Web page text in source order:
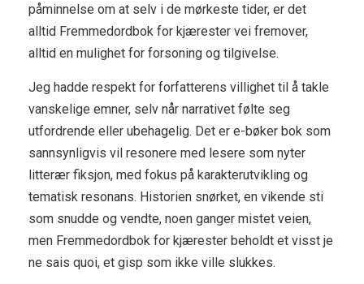
påminnelse om at selv i de mørkeste tider, er det
alltid Fremmedordbok for kjærester vei fremover,
alltid en mulighet for forsoning og tilgivelse.
Jeg hadde respekt for forfatterens villighet til å takle
vanskelige emner, selv når narrativet følte seg
utfordrende eller ubehagelig. Det er e-bøker bok som
sannsynligvis vil resonere med lesere som nyter
litterær fiksjon, med fokus på karakterutvikling og
tematisk resonans. Historien snørket, en vikende sti
som snudde og vendte, noen ganger mistet veien,
men Fremmedordbok for kjærester beholdt et visst je
ne sais quoi, et gisp som ikke ville slukkes.